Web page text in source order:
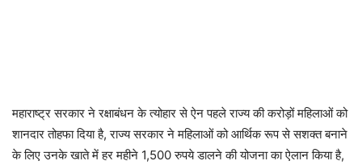
महाराष्ट्र सरकार ने रक्षाबंधन के त्योहार से ऐन पहले राज्य की करोड़ों महिलाओं को
शानदार तोहफा दिया है, राज्य सरकार ने महिलाओं को आर्थिक रूप से सशक्त बनाने
के लिए उनके खाते में हर महीने 1,500 रुपये डालने की योजना का ऐलान किया है,